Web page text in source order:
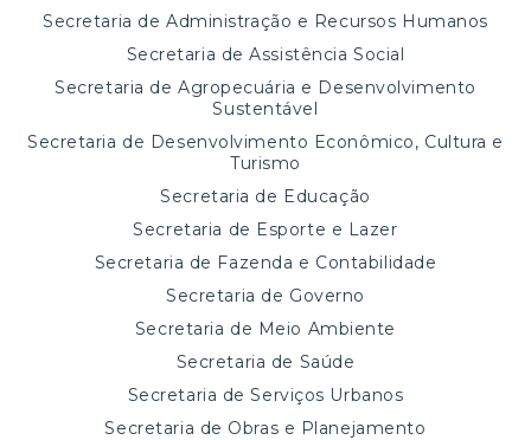
Secretaria de Administração e Recursos Humanos
Secretaria de Assistência Social
Secretaria de Agropecuária e Desenvolvimento
Sustentável
Secretaria de Desenvolvimento Econômico, Cultura e
Turismo
Secretaria de Educação
Secretaria de Esporte e Lazer
Secretaria de Fazenda e Contabilidade
Secretaria de Governo
Secretaria de Meio Ambiente
Secretaria de Saúde
Secretaria de Serviços Urbanos
Secretaria de Obras e Planejamento